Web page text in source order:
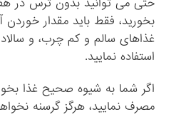
بخورید، فقط باید مقدار خوردن
غذاهای سالم و کم چرب، و
استفاده نمایید.
اگر شما به شیوه صحیح غذا
مصرف نمایید، هرگز گرسنه